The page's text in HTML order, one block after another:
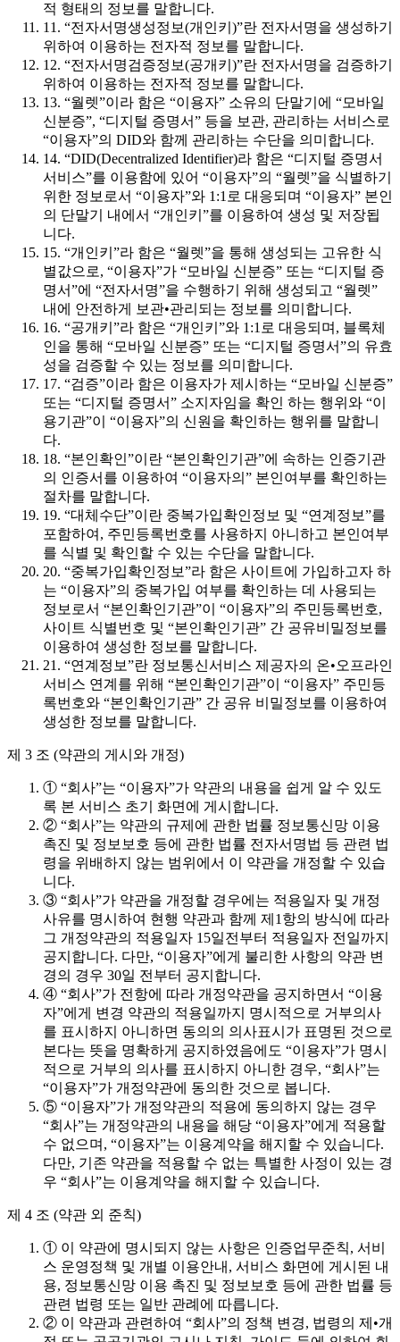
적 형태의 정보를 말합니다.
11. “전자서명생성정보(개인키)”란 전자서명을 생성하기
위하여 이용하는 전자적 정보를 말합니다.
12. “전자서명검증정보(공개키)”란 전자서명을 검증하기
위하여 이용하는 전자적 정보를 말합니다.
13. “월렛”이라 함은 “이용자” 소유의 단말기에 “모바일
신분증”, “디지털 증명서” 등을 보관, 관리하는 서비스로
“이용자”의 DID와 함께 관리하는 수단을 의미합니다.
14. “DID(Decentralized Identifier)라 함은 “디지털 증명서
서비스”를 이용함에 있어 “이용자”의 “월렛”을 식별하기
위한 정보로서 “이용자”와 1:1로 대응되며 “이용자” 본인
의 단말기 내에서 “개인키”를 이용하여 생성 및 저장됩
니다.
15. “개인키”라 함은 “월렛”을 통해 생성되는 고유한 식
별값으로, “이용자”가 “모바일 신분증” 또는 “디지털 증
명서”에 “전자서명”을 수행하기 위해 생성되고 “월렛”
내에 안전하게 보관•관리되는 정보를 의미합니다.
16. “공개키”라 함은 “개인키”와 1:1로 대응되며, 블록체
인을 통해 “모바일 신분증” 또는 “디지털 증명서”의 유효
성을 검증할 수 있는 정보를 의미합니다.
17. “검증”이라 함은 이용자가 제시하는 “모바일 신분증”
또는 “디지털 증명서” 소지자임을 확인 하는 행위와 “이
용기관”이 “이용자”의 신원을 확인하는 행위를 말합니
다.
18. “본인확인”이란 “본인확인기관”에 속하는 인증기관
의 인증서를 이용하여 “이용자의” 본인여부를 확인하는
절차를 말합니다.
19. “대체수단”이란 중복가입확인정보 및 “연계정보”를
포함하여, 주민등록번호를 사용하지 아니하고 본인여부
를 식별 및 확인할 수 있는 수단을 말합니다.
20. “중복가입확인정보”라 함은 사이트에 가입하고자 하
는 “이용자”의 중복가입 여부를 확인하는 데 사용되는
정보로서 “본인확인기관”이 “이용자”의 주민등록번호,
사이트 식별번호 및 “본인확인기관” 간 공유비밀정보를
이용하여 생성한 정보를 말합니다.
21. “연계정보”란 정보통신서비스 제공자의 온•오프라인
서비스 연계를 위해 “본인확인기관”이 “이용자” 주민등
록번호와 “본인확인기관” 간 공유 비밀정보를 이용하여
생성한 정보를 말합니다.
제 3 조 (약관의 게시와 개정)
① “회사”는 “이용자”가 약관의 내용을 쉽게 알 수 있도
록 본 서비스 초기 화면에 게시합니다.
② “회사”는 약관의 규제에 관한 법률 정보통신망 이용
촉진 및 정보보호 등에 관한 법률 전자서명법 등 관련 법
령을 위배하지 않는 범위에서 이 약관을 개정할 수 있습
니다.
③ “회사”가 약관을 개정할 경우에는 적용일자 및 개정
사유를 명시하여 현행 약관과 함께 제1항의 방식에 따라
그 개정약관의 적용일자 15일전부터 적용일자 전일까지
공지합니다. 다만, “이용자”에게 불리한 사항의 약관 변
경의 경우 30일 전부터 공지합니다.
④ “회사”가 전항에 따라 개정약관을 공지하면서 “이용
자”에게 변경 약관의 적용일까지 명시적으로 거부의사
를 표시하지 아니하면 동의의 의사표시가 표명된 것으로
본다는 뜻을 명확하게 공지하였음에도 “이용자”가 명시
적으로 거부의 의사를 표시하지 아니한 경우, “회사”는
“이용자”가 개정약관에 동의한 것으로 봅니다.
⑤ “이용자”가 개정약관의 적용에 동의하지 않는 경우
“회사”는 개정약관의 내용을 해당 “이용자”에게 적용할
수 없으며, “이용자”는 이용계약을 해지할 수 있습니다.
다만, 기존 약관을 적용할 수 없는 특별한 사정이 있는 경
우 “회사”는 이용계약을 해지할 수 있습니다.
제 4 조 (약관 외 준칙)
① 이 약관에 명시되지 않는 사항은 인증업무준칙, 서비
스 운영정책 및 개별 이용안내, 서비스 화면에 게시된 내
용, 정보통신망 이용 촉진 및 정보보호 등에 관한 법률 등
관련 법령 또는 일반 관례에 따릅니다.
② 이 약관과 관련하여 “회사”의 정책 변경, 법령의 제•개